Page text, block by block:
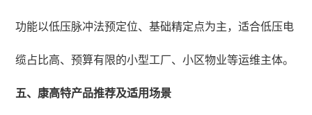
功能以低压脉冲法预定位、基础精定点为主，适合低压电
缆占比高、预算有限的小型工厂、小区物业等运维主体。
五、康高特产品推荐及适用场景